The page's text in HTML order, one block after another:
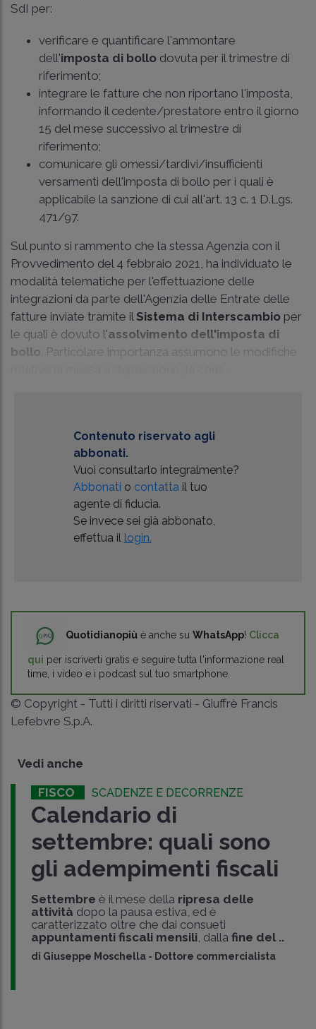
SdI per:
verificare e quantificare l'ammontare
dell'imposta di bollo dovuta per il trimestre di
riferimento;
integrare le fatture che non riportano l'imposta,
informando il cedente/prestatore entro il giorno
15 del mese successivo al trimestre di
riferimento;
comunicare gli omessi/tardivi/insufficienti
versamenti dell'imposta di bollo per i quali è
applicabile la sanzione di cui all'art. 13 c. 1 D.Lgs.
471/97.
Sul punto si rammento che la stessa Agenzia con il
Provvedimento del 4 febbraio 2021, ha individuato le
modalità telematiche per l'effettuazione delle
integrazioni da parte dell'Agenzia delle Entrate delle
fatture inviate tramite il Sistema di Interscambio per
le quali è dovuto l'assolvimento dell'imposta di
bollo . Particolare importanza assumono le modifiche
Contenuto riservato agli
abbonati.
Vuoi consultarlo integralmente?
Abbonati o contatta il tuo
agente di fiducia.
Se invece sei già abbonato,
effettua il login.
Quotidianopiù è anche su WhatsApp! Clicca
qui per iscriverti gratis e seguire tutta l'informazione real
time, i video e i podcast sul tuo smartphone.
© Copyright - Tutti i diritti riservati - Giuffrè Francis
Lefebvre S.p.A.
Vedi anche
FISCO SCADENZE E DECORRENZE
Calendario di
settembre: quali sono
gli adempimenti fiscali
Settembre è il mese della ripresa delle
attività dopo la pausa estiva, ed è
caratterizzato oltre che dai consueti
appuntamenti fiscali mensili, dalla fine del ..
di Giuseppe Moschella - Dottore commercialista